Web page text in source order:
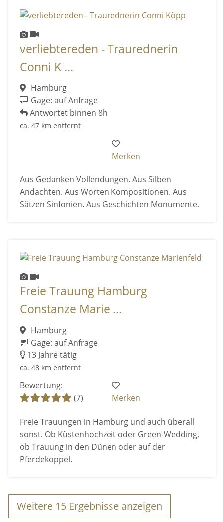
verliebtereden - Traurednerin
Conni K ...
Hamburg
Gage: auf Anfrage
Antwortet binnen 8h
ca. 47 km entfernt
Merken
Aus Gedanken Vollendungen. Aus Silben
Andachten. Aus Worten Kompositionen. Aus
Sätzen Sinfonien. Aus Geschichten Monumente.
Freie Trauung Hamburg
Constanze Marie ...
Hamburg
Gage: auf Anfrage
13 Jahre tätig
ca. 48 km entfernt
Bewertung:
(7)
Merken
Freie Trauungen in Hamburg und auch überall
sonst. Ob Küstenhochzeit oder Green-Wedding,
ob Trauung in den Dünen oder auf der
Pferdekoppel.
Weitere 15 Ergebnisse anzeigen